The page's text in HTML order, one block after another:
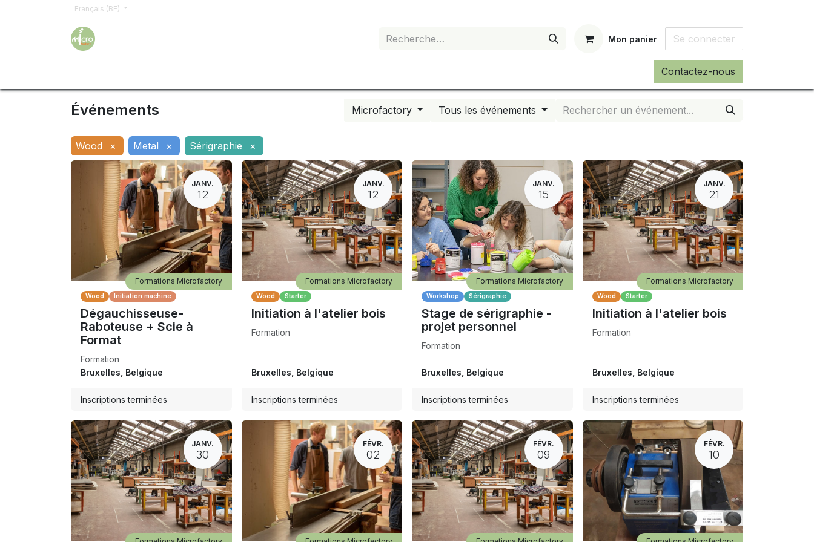
Français (BE)
Mon panier Se connecter
Contactez-nous
Événements Microfactory Tous les événements
Wood × Metal × Sérigraphie ×
JANV.
12
Wood Initiation machine
Dégauchisseuse-
Raboteuse + Scie à
Format
Formation
Formations Microfactory
Bruxelles Belgique
Inscriptions terminées
JANV.
12
Wood Starter
Initiation à l'atelier bois
Formation
Formations Microfactory
Bruxelles Belgique
Inscriptions terminées
JANV.
15
Workshop Sérigraphie
Stage de sérigraphie -
projet personnel
Formation
Formations Microfactory
Bruxelles Belgique
Inscriptions terminées
JANV.
21
Wood Starter
Initiation à l'atelier bois
Formation
Formations Microfactory
Bruxelles Belgique
Inscriptions terminées
JANV.
30
FÉVR.
02
FÉVR.
09
FÉVR.
10